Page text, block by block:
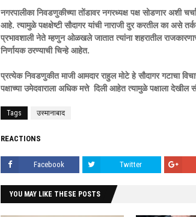
नगरपालीका निवडणुकीच्या तोंडावर नगरध्यक्ष पक्ष सोडणार अशी
आहे. त्यामुळे पक्षक्षेष्टी सौदागर यांची नाराजी दुर करतील का असे
प्रभावशाली नेते म्हणुन ओळखले जातात त्यांना शहरातील
निर्णायक ठरण्याची चिन्हे आहेत.
प्रत्येक निवडणुकीत माजी आमदार राहुल मोटे हे सौदागर गटाचा
पक्षाच्या उमेदवाराला अधिक मत्ते दिली आहेत त्यामुळे पक्षाला देखील
Tags उस्मानाबाद
REACTIONS
Facebook Twitter
YOU MAY LIKE THESE POSTS